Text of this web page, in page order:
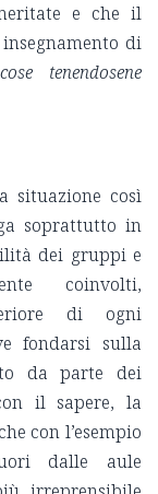
e che il
di
tenendosene
situazione così
soprattutto in
dei gruppi e
coinvolti,
di ogni
fondarsi sulla
da parte dei
il sapere, la
con l’esempio
dalle aule